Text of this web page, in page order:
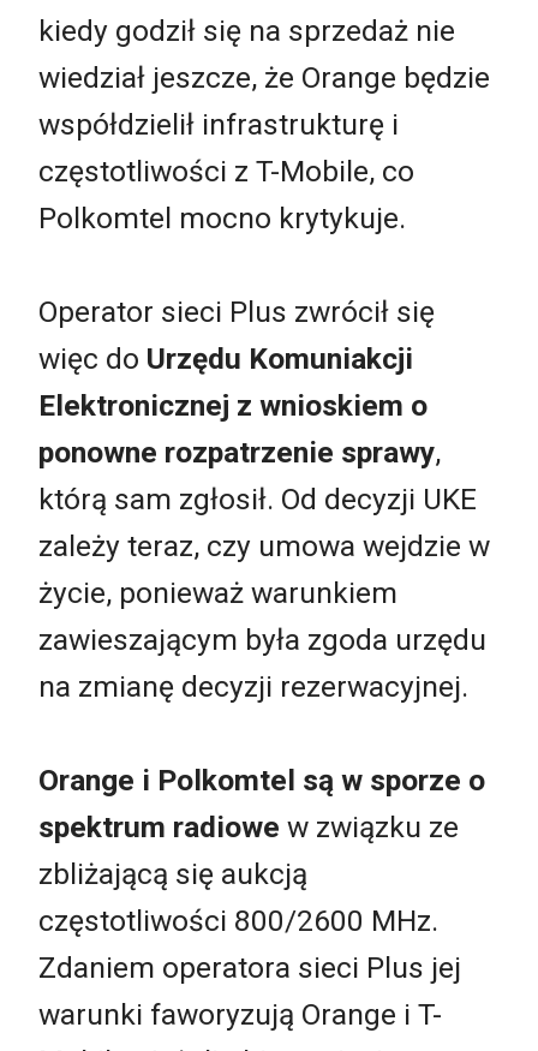
kiedy godził się na sprzedaż nie
wiedział jeszcze, że Orange będzie
współdzielił infrastrukturę i
częstotliwości z T-Mobile, co
Polkomtel mocno krytykuje.
Operator sieci Plus zwrócił się
więc do Urzędu Komuniakcji
Elektronicznej z wnioskiem o
ponowne rozpatrzenie sprawy,
którą sam zgłosił. Od decyzji UKE
zależy teraz, czy umowa wejdzie w
życie, ponieważ warunkiem
zawieszającym była zgoda urzędu
na zmianę decyzji rezerwacyjnej.
Orange i Polkomtel są w sporze o
spektrum radiowe w związku ze
zbliżającą się aukcją
częstotliwości 800/2600 MHz.
Zdaniem operatora sieci Plus jej
warunki faworyzują Orange i T-